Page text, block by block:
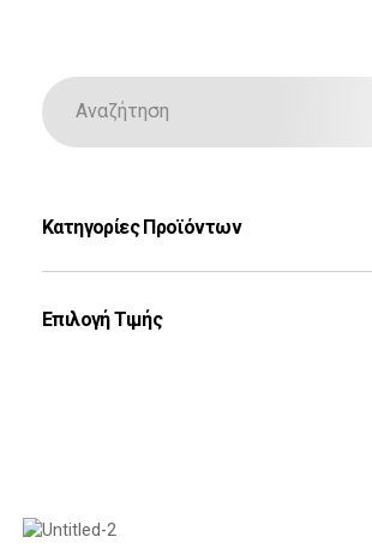
Κατηγορίες Προϊόντων
Ζεύς
Mirage 2000
Επιλογή Τιμής